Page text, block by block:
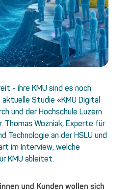
- ihre KMU sind es noch
Studie «KMU Digital
und der Hochschule Luzern
Thomas Wozniak, Experte für
Technologie an der HSLU und
im Interview, welche
KMU ableitet.
und Kunden wollen sich